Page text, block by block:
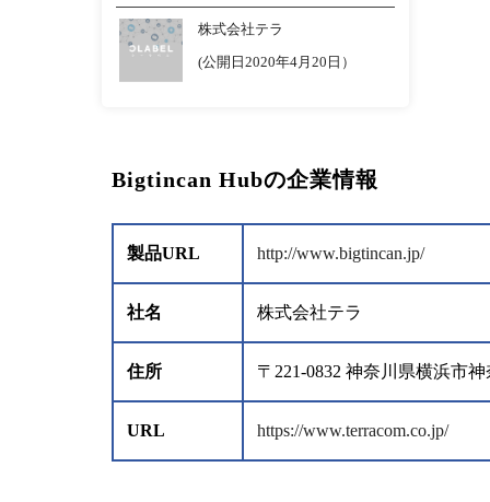
株式会社テラ
(公開日2020年4月20日）
Bigtincan Hubの企業情報
製品URL http://www.bigtincan.jp/
社名 株式会社テラ
住所 〒221-0832 神奈川県横浜市
URL https://www.terracom.co.jp/